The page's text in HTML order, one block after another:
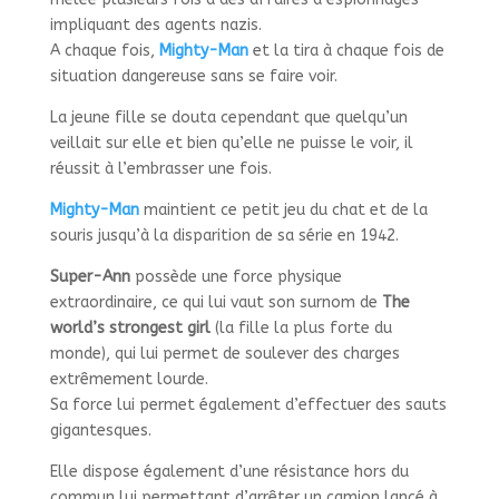
impliquant des agents nazis.
A chaque fois, Mighty-Manet la tira à chaque fois de
situation dangereuse sans se faire voir.
La jeune fille se douta cependant que quelqu’un
veillait sur elle et bien qu’elle ne puisse le voir, il
réussit à l’embrasser une fois.
Mighty-Manmaintient ce petit jeu du chat et de la
souris jusqu’à la disparition de sa série en 1942.
Super-Annpossède une force physique
extraordinaire, ce qui lui vaut son surnom de The
world’s strongest girl(la fille la plus forte du
monde), qui lui permet de soulever des charges
extrêmement lourde.
Sa force lui permet également d’effectuer des sauts
gigantesques.
Elle dispose également d’une résistance hors du